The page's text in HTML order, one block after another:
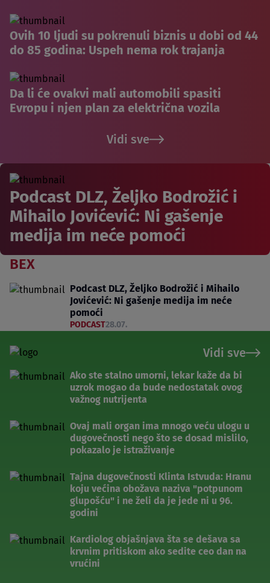
Ovih 10 ljudi su pokrenuli biznis u dobi od 44
do 85 godina: Uspeh nema rok trajanja
Da li će ovakvi mali automobili spasiti
Evropu i njen plan za električna vozila
Vidi sve
Podcast DLZ, Željko Bodrožić i
Mihailo Jovićević: Ni gašenje
medija im neće pomoći
BEX
Podcast DLZ, Željko Bodrožić i Mihailo
Jovićević: Ni gašenje medija im neće
pomoći
PODCAST28.07.
Vidi sve
Ako ste stalno umorni, lekar kaže da bi
uzrok mogao da bude nedostatak ovog
važnog nutrijenta
Ovaj mali organ ima mnogo veću ulogu u
dugovečnosti nego što se dosad mislilo,
pokazalo je istraživanje
Tajna dugovečnosti Klinta Istvuda: Hranu
koju većina obožava naziva "potpunom
glupošću" i ne želi da je jede ni u 96.
godini
Kardiolog objašnjava šta se dešava sa
krvnim pritiskom ako sedite ceo dan na
vrućini